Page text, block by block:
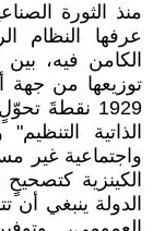
منذ الثورة
عرفها النظام
الكامن فيه،
توزيعها من
1929
الذاتية
واجتماعية غير
الكينزية
الدولة ينبغي أن